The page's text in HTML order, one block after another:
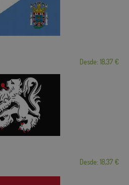
Desde: 18,37 €
Desde: 18,37 €